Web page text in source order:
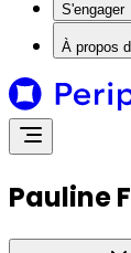
S'engager
À propos
Pauline